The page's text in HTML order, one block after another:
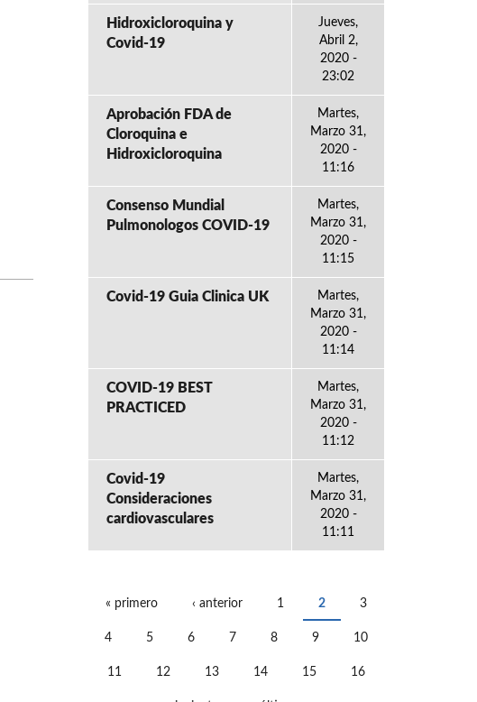
Hidroxicloroquina y
Covid-19
Jueves,
Abril 2,
2020 -
23:02
Aprobación FDA de
Cloroquina e
Hidroxicloroquina
Martes,
Marzo 31,
2020 -
11:16
Consenso Mundial
Pulmonologos COVID-19
Martes,
Marzo 31,
2020 -
11:15
Covid-19 Guia Clinica UK
Martes,
Marzo 31,
2020 -
11:14
COVID-19 BEST
PRACTICED
Martes,
Marzo 31,
2020 -
11:12
Covid-19
Consideraciones
cardiovasculares
Martes,
Marzo 31,
2020 -
11:11
« primero ‹ anterior 1 2 3
4 5 6 7 8 9 10
11 12 13 14 15 16